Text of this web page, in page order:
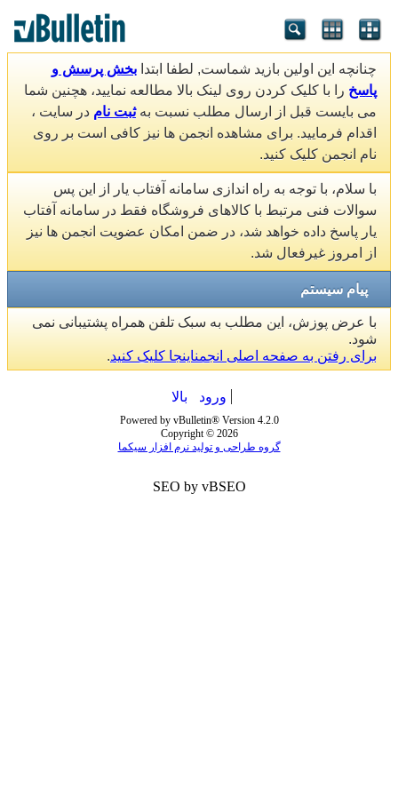
چنانچه این اولین بازید شماست, لطفا ابتدا بخش پرسش و
پاسخ را با کلیک کردن روی لینک بالا مطالعه نمایید، هچنین شما
می بایست قبل از ارسال مطلب نسبت بهثبت نام در سایت ،
اقدام فرمایید. برای مشاهده انجمن ها نیز کافی است بر روی
نام انجمن کلیک کنید.
با سلام، با توجه به راه اندازی سامانه آفتاب یار از این پس
سوالات فنی مرتبط با کالاهای فروشگاه فقط در سامانه آفتاب
یار پاسخ داده خواهد شد، در ضمن امکان عضویت انجمن ها نیز
از امروز غیرفعال شد.
پیام سیستم
با عرض پوزش، این مطلب به سبک تلفن همراه پشتیبانی نمی
شود.
برای رفتن به صفحه اصلی انجمناینجا کلیک کنید.
ورود بالا
Powered by vBulletin® Version 4.2.0
Copyright © 2026
گروه طراحی و تولید نرم افزار سیکما
SEO by vBSEO